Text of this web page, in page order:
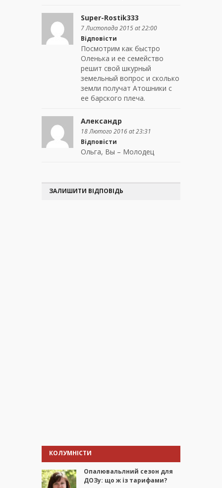
Super-Rostik333
7 Листопада 2015 at 22:00
Відповісти
Посмотрим как быстро
Оленька и ее семейство
решит свой шкурный
земельный вопрос и сколько
земли получат Атошники с
ее барского плеча.
Александр
18 Лютого 2016 at 23:31
Відповісти
Ольга, Вы – Молодец
ЗАЛИШИТИ ВІДПОВІДЬ
КОЛУМНІСТИ
Опалювальлний сезон для
ДОЗу: що ж із тарифами?